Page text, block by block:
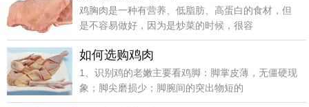
鸡胸肉是一种有营养、低脂肪、高蛋白的食材，但
是不容易做好，因为是炒菜的时候，很容
如何选购鸡肉
1、识别鸡的老嫩主要看鸡脚：脚掌皮薄，无僵硬现
象；脚尖磨损少；脚腕间的突出物短的